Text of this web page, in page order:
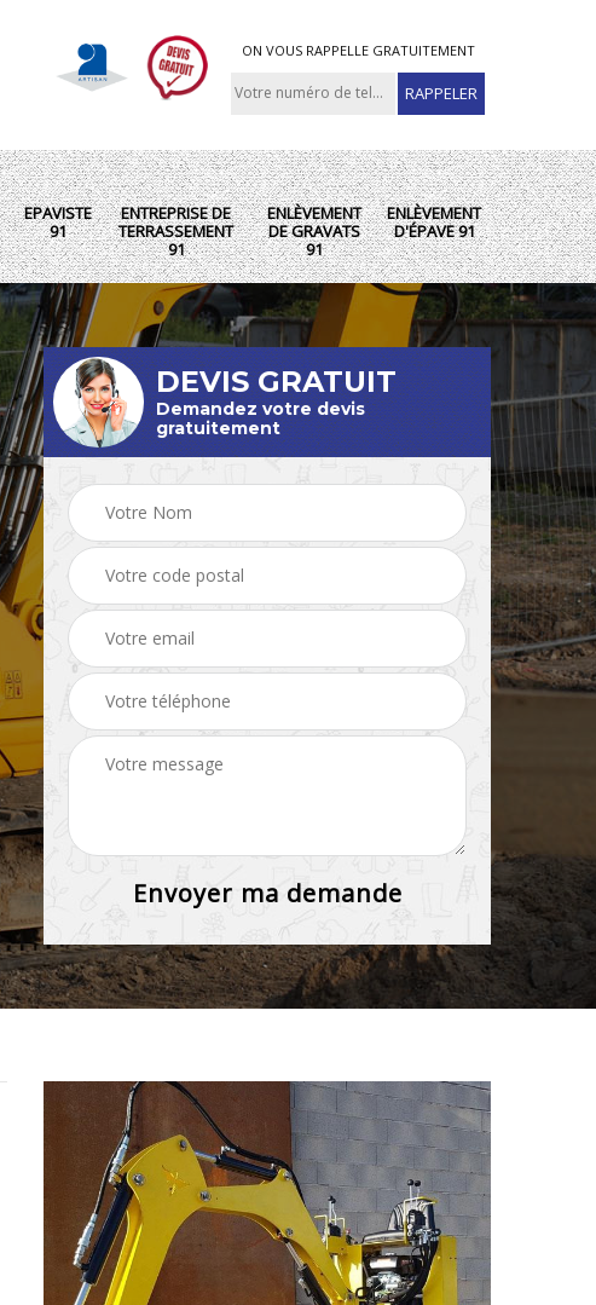
ON VOUS RAPPELLE GRATUITEMENT
EPAVISTE
91
ENTREPRISE DE
TERRASSEMENT
91
ENLÈVEMENT
DE GRAVATS
91
ENLÈVEMENT
D'ÉPAVE 91
DEVIS GRATUIT
Demandez votre devis
gratuitement